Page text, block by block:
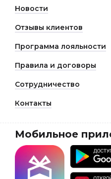
Новости
Отзывы клиентов
Программа лояльности
Правила и договоры
Сотрудничество
Контакты
Мобильное